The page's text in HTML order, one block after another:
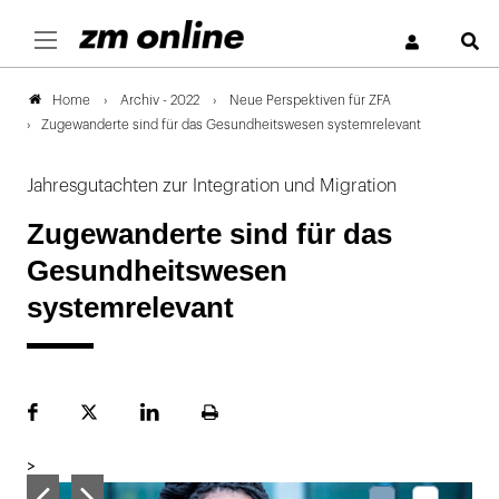
Home Archiv - 2022
Neue Perspektiven für ZFA
Zugewanderte sind für das Gesundheitswesen systemrelevant
Jahresgutachten zur Integration und Migration
Zugewanderte sind für das
Gesundheitswesen
systemrelevant
FacebookPlattformLinekdInSeite
>